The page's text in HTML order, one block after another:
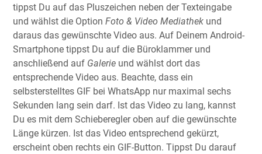
tippst Du auf das Pluszeichen neben der Texteingabe
und wählst die Option Foto & Video Mediathek und
daraus das gewünschte Video aus. Auf Deinem Android-
Smartphone tippst Du auf die Büroklammer und
anschließend auf Galerie und wählst dort das
entsprechende Video aus. Beachte, dass ein
selbsterstelltes GIF bei WhatsApp nur maximal sechs
Sekunden lang sein darf. Ist das Video zu lang, kannst
Du es mit dem Schieberegler oben auf die gewünschte
Länge kürzen. Ist das Video entsprechend gekürzt,
erscheint oben rechts ein GIF-Button. Tippst Du darauf